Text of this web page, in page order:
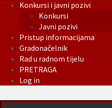
Konkursi i javni pozivi
Konkursi
Javni pozivi
Pristup informacijama
Gradonačelnik
Rad u radnom tijelu
PRETRAGA
Log in